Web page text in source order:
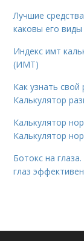
Лучшие
каковы его виды
Индекс имт
(ИМТ)
Как узнать
Калькулятор
Калькулятор
Калькулятор
Ботокс на
глаз